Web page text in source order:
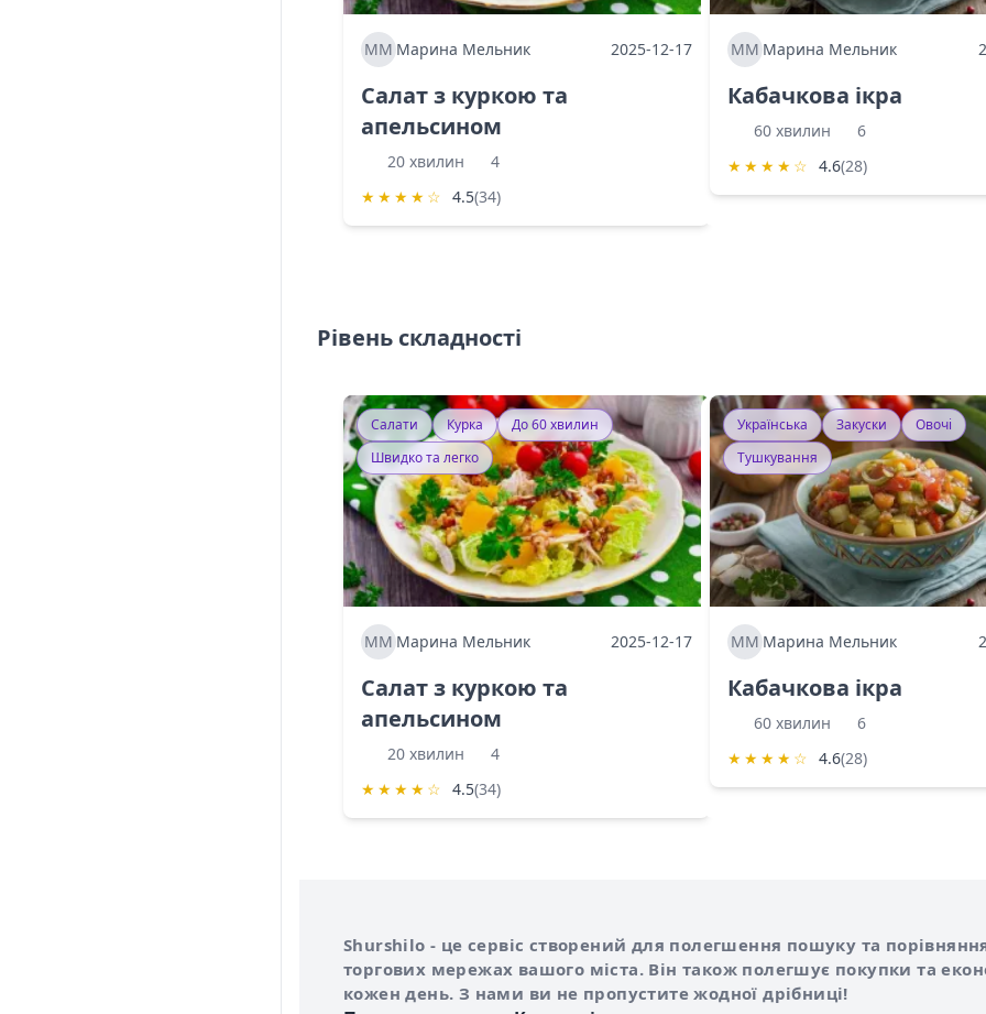
ММ Марина Мельник 2025-12-17
Салат з куркою та
апельсином
20 хвилин
4
★ ★ ★ ★ ☆ 4.5(34)
ММ Марина Мельник
Кабачкова ікра
60 хвилин
6
★ ★ ★ ★ ☆ 4.6(28)
Рівень складності
Салати Курка
До 60 хвилин
Швидко та легко
ММ Марина Мельник 2025-12-17
Салат з куркою та
апельсином
20 хвилин
4
★ ★ ★ ★ ☆ 4.5(34)
Українська Закуски
Овочі
Тушкування
ММ Марина Мельник
Кабачкова ікра
60 хвилин
6
★ ★ ★ ★ ☆ 4.6(28)
Про сервіс Shurshilo
Shurshilo - це сервіс створений для полегшення пошуку та
торгових мережах вашого міста. Він також полегшує покупки та
кожен день. З нами ви не пропустите жодної дрібниці!